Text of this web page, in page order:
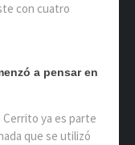
con cuatro
a pensar en
ya es parte
que se utilizó